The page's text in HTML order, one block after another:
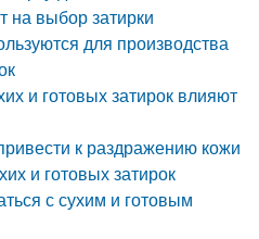
на выбор затирки
для производства
и готовых затирок влияют
к раздражению кожи
и готовых затирок
с сухим и готовым